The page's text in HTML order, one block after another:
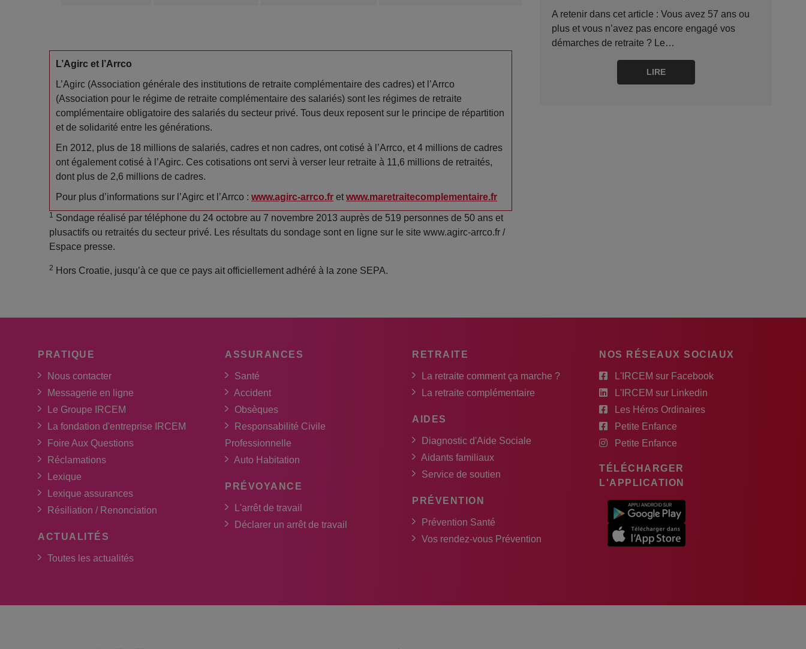
L’Agirc et l’Arrco
L’Agirc (Association générale des institutions de retraite complémentaire des cadres) et l’Arrco
(Association pour le régime de retraite complémentaire des salariés) sont les régimes de retraite
complémentaire obligatoire des salariés du secteur privé. Tous deux reposent sur le principe de répartition
et de solidarité entre les générations.
En 2012, plus de 18 millions de salariés, cadres et non cadres, ont cotisé à l’Arrco, et 4 millions de cadres
ont également cotisé à l’Agirc. Ces cotisations ont servi à verser leur retraite à 11,6 millions de retraités,
dont plus de 2,6 millions de cadres.
Pour plus d’informations sur l’Agirc et l’Arrco : www.agirc-arrco.fr et www.maretraitecomplementaire.fr
1 Sondage réalisé par téléphone du 24 octobre au 7 novembre 2013 auprès de 519 personnes de 50 ans et
plusactifs ou retraités du secteur privé. Les résultats du sondage sont en ligne sur le site www.agirc-arrco.fr /
Espace presse.
2 Hors Croatie, jusqu’à ce que ce pays ait officiellement adhéré à la zone SEPA.
A retenir dans cet article : Vous avez 57 ans ou
plus et vous n’avez pas encore engagé vos
démarches de retraite ? Le…
LIRE
PRATIQUE
Nous contacter
Messagerie en ligne
Le Groupe IRCEM
La fondation d'entreprise IRCEM
Foire Aux Questions
Réclamations
Lexique
Lexique assurances
Résiliation / Renonciation
ACTUALITÉS
Toutes les actualités
ASSURANCES
Santé
Accident
Obsèques
Responsabilité Civile
Professionnelle
Auto Habitation
PRÉVOYANCE
L'arrêt de travail
Déclarer un arrêt de travail
RETRAITE
La retraite comment ça marche ?
La retraite complémentaire
AIDES
Diagnostic d'Aide Sociale
Aidants familiaux
Service de soutien
PRÉVENTION
Prévention Santé
Vos rendez-vous Prévention
NOS RÉSEAUX SOCIAUX
L'IRCEM sur Facebook
L'IRCEM sur Linkedin
Les Héros Ordinaires
Petite Enfance
Petite Enfance
TÉLÉCHARGER
L'APPLICATION